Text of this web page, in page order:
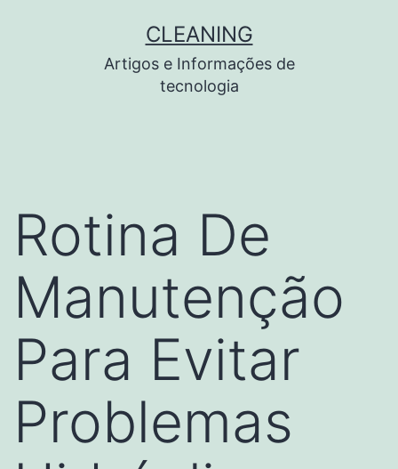
CLEANING
Artigos e Informações de
tecnologia
Rotina De
Manutenção
Para Evitar
Problemas